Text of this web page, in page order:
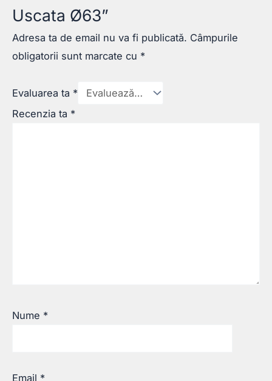
Uscata Ø63”
Adresa ta de email nu va fi publicată. Câmpurile
obligatorii sunt marcate cu *
Evaluarea ta *
Recenzia ta *
Nume *
Email *